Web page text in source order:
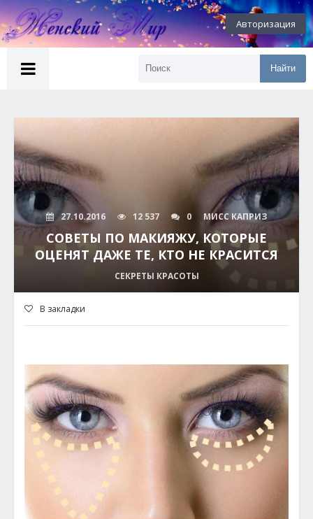
Авторизация
Найти
27.10.2016 12 537 0 МИСС КАПРИЗ
СОВЕТЫ ПО МАКИЯЖУ, КОТОРЫЕ
ОЦЕНЯТ ДАЖЕ ТЕ, КТО НЕ КРАСИТСЯ
СЕКРЕТЫ КРАСОТЫ
В закладки